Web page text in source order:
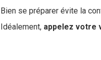
Bien se préparer évite la
Idéalement, appelez votre